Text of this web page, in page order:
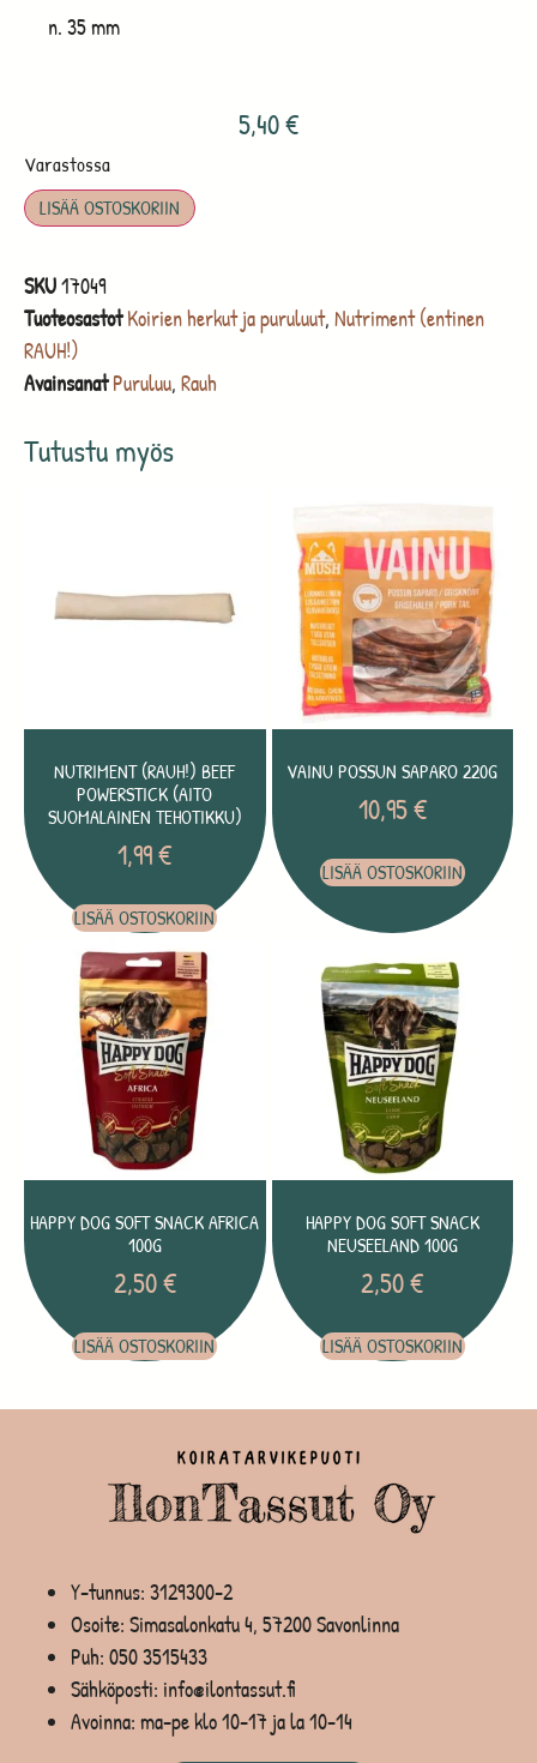
Tutustu myös
NUTRIMENT (RAUH!) BEEF
POWERSTICK (AITO
SUOMALAINEN TEHOTIKKU)
1,99€
LISÄÄ OSTOSKORIIN
VAINU POSSUN SAPARO 220G
10,95€
LISÄÄ OSTOSKORIIN
HAPPY DOG SOFT SNACK AFRICA
100G
2,50€
LISÄÄ OSTOSKORIIN
HAPPY DOG SOFT SNACK
NEUSEELAND 100G
2,50€
LISÄÄ OSTOSKORIIN
n. 35 mm
5,40€
Varastossa
LISÄÄ OSTOSKORIIN
SKU17049
Tuoteosastot Koirien herkut ja puruluut, Nutriment (entinen
RAUH!)
Avainsanat Puruluu, Rauh
Y-tunnus: 3129300-2
Osoite: Simasalonkatu 4, 57200 Savonlinna
Puh: 050 3515433
Sähköposti: info@ilontassut.fi
Avoinna: ma-pe klo 10-17 ja la 10-14